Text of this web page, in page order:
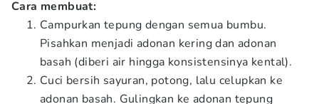
Cara membuat:
Campurkan tepung dengan semua bumbu.
Pisahkan menjadi adonan kering dan adonan
basah (diberi air hingga konsistensinya kental).
Cuci bersih sayuran, potong, lalu celupkan ke
adonan basah. Gulingkan ke adonan tepung